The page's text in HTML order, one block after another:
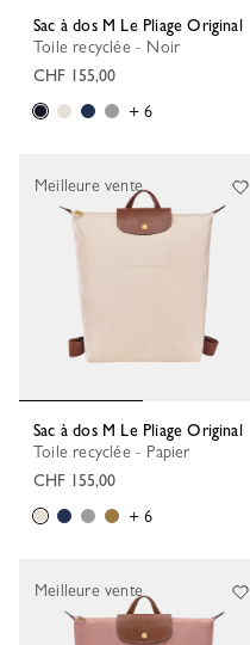
Sac à dos M Le Pliage Original
Toile recyclée - Noir
CHF 155,00
+ 6
Sac à dos M Le Pliage Original
Toile recyclée - Papier
CHF 155,00
+ 6
Meilleure vente
Meilleure vente